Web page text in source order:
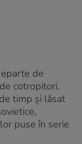
de
cotropitori.
timp și lăsat
puse în serie